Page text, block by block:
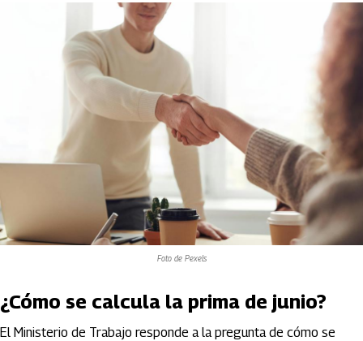
Foto de Pexels
¿Cómo se calcula la prima de junio?
El Ministerio de Trabajo responde a la pregunta de cómo se